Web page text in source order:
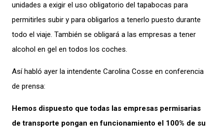
unidades a exigir el uso obligatorio del tapabocas para
permitirles subir y para obligarlos a tenerlo puesto durante
todo el viaje. También se obligará a las empresas a tener
alcohol en gel en todos los coches.
Así habló ayer la intendente Carolina Cosse en conferencia
de prensa:
Hemos dispuesto que todas las empresas permisarias
de transporte pongan en funcionamiento el 100% de su